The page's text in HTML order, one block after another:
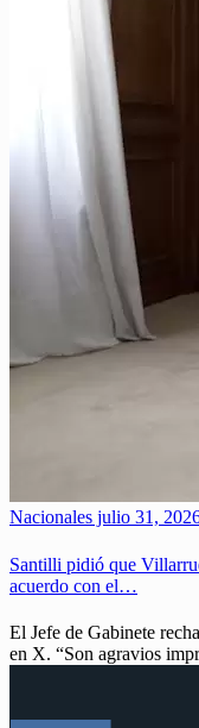
Nacionales julio 31,
Santilli pidió que
acuerdo con el…
El Jefe de Gabinete
en X. “Son agravios